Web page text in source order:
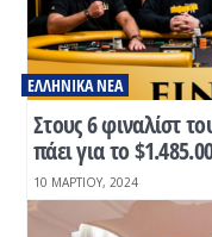
Στους 6 φιναλίστ
πάει για το
ΕΛΛΗΝΙΚΆ ΝΈΑ
10 ΜΑΡΤΊΟΥ, 2024